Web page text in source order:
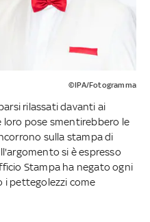
©IPA/Fotogramma
rilassati davanti ai
pose smentirebbero le
sulla stampa di
si è espresso
Stampa ha negato ogni
pettegolezzi come